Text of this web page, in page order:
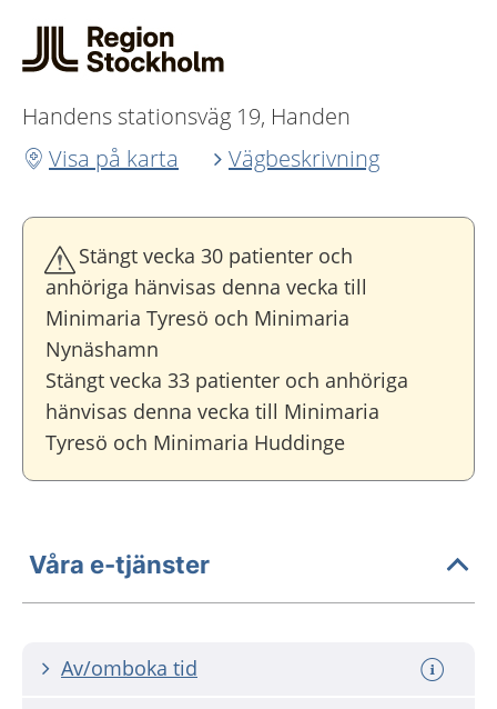
Handens stationsväg 19, Handen
Visa på karta
Vägbeskrivning
Stängt vecka 30 patienter och
anhöriga hänvisas denna vecka till
Minimaria Tyresö och Minimaria
Nynäshamn
Stängt vecka 33 patienter och anhöriga
hänvisas denna vecka till Minimaria
Tyresö och Minimaria Huddinge
Våra e-tjänster
Av/omboka tid